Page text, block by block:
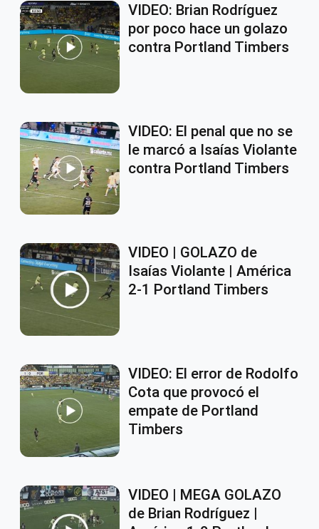
VIDEO: Brian Rodríguez
por poco hace un golazo
contra Portland Timbers
VIDEO: El penal que no se
le marcó a Isaías Violante
contra Portland Timbers
VIDEO | GOLAZO de
Isaías Violante | América
2-1 Portland Timbers
VIDEO: El error de Rodolfo
Cota que provocó el
empate de Portland
Timbers
VIDEO | MEGA GOLAZO
de Brian Rodríguez |